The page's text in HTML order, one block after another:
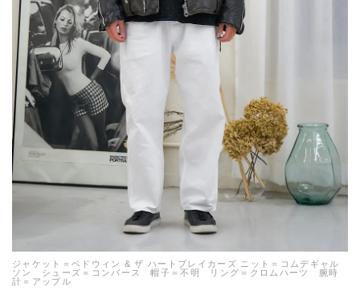
ジャケット＝ベドウィン & ザ ハートブレイカーズ ニット＝コムデギャル
ソン シューズ＝コンバース 帽子＝不明 リング＝クロムハーツ 腕時
計＝アップル